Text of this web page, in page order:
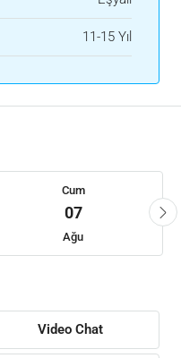
11-15 Yıl
Cum
07
Ağu
Video Chat